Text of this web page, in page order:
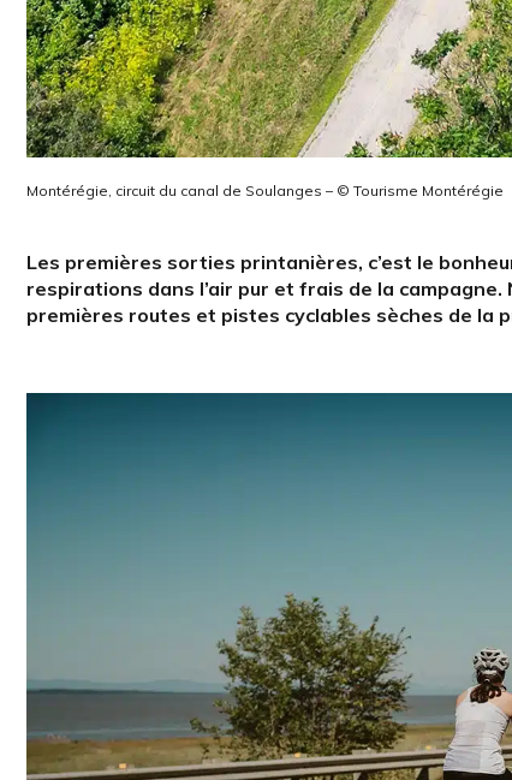
Montérégie, circuit du canal de Soulanges – © Tourisme Montérégie
Les premières sorties printanières, c’est le
respirations dans l’air pur et frais de la
premières routes et pistes cyclables sèches de la